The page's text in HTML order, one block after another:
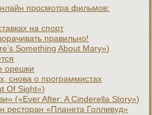
просмотра фильмов:
на спорт
правильно!
Something About Mary»)
орешки
снова о программистах
Of Sight»)
(«Ever After: A Cinderеlla Story»)
ресторан «Планета Голливуд»